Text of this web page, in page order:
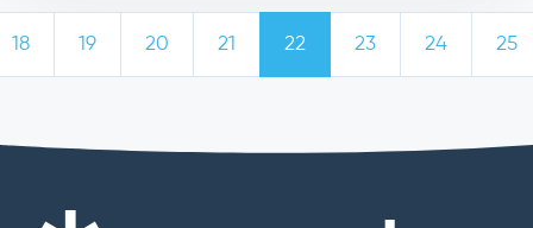
18 19 20 21 22 23 24 25